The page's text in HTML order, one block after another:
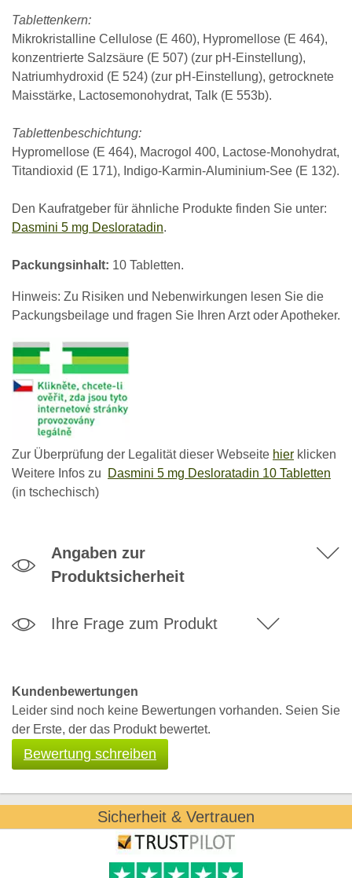
Tablettenkern:
Mikrokristalline Cellulose (E 460), Hypromellose (E 464),
konzentrierte Salzsäure (E 507) (zur pH-Einstellung),
Natriumhydroxid (E 524) (zur pH-Einstellung), getrocknete
Maisstärke, Lactosemonohydrat, Talk (E 553b).
Tablettenbeschichtung:
Hypromellose (E 464), Macrogol 400, Lactose-Monohydrat,
Titandioxid (E 171), Indigo-Karmin-Aluminium-See (E 132).
Den Kaufratgeber für ähnliche Produkte finden Sie unter:
Dasmini 5 mg Desloratadin.
Packungsinhalt: 10 Tabletten.
Hinweis: Zu Risiken und Nebenwirkungen lesen Sie die
Packungsbeilage und fragen Sie Ihren Arzt oder Apotheker.
Zur Überprüfung der Legalität dieser Webseite hier klicken
Weitere Infos zu
Dasmini 5 mg Desloratadin 10 Tabletten
(in tschechisch)
Angaben zur
Produktsicherheit
Ihre Frage zum Produkt
Kundenbewertungen
Leider sind noch keine Bewertungen vorhanden. Seien Sie
der Erste, der das Produkt bewertet.
Bewertung schreiben
Sicherheit & Vertrauen